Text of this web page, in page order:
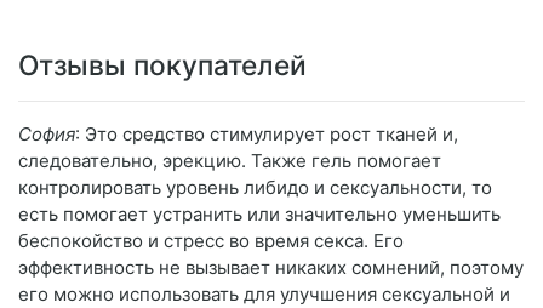
Отзывы покупателей
София: Это средство стимулирует рост тканей и,
следовательно, эрекцию. Также гель помогает
контролировать уровень либидо и сексуальности, то
есть помогает устранить или значительно уменьшить
беспокойство и стресс во время секса. Его
эффективность не вызывает никаких сомнений, поэтому
его можно использовать для улучшения сексуальной и